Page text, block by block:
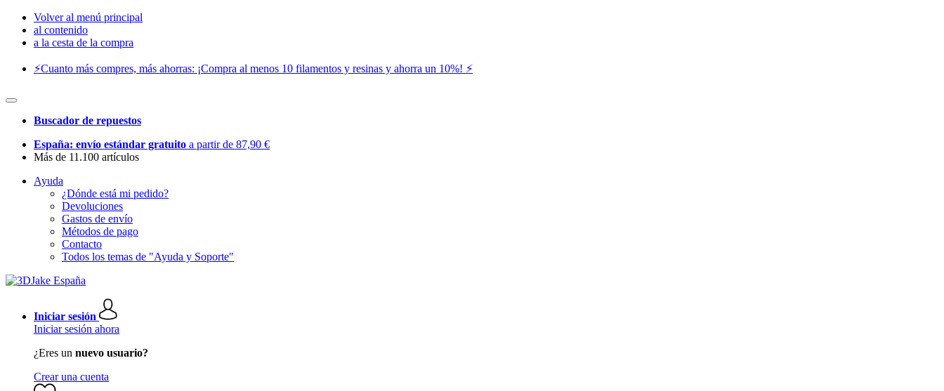
Volver al menú principal
al contenido
a la cesta de la compra
⚡️Cuanto más compres, más ahorras: ¡Compra al menos 10 filamentos y resinas y ahorra un 10%! ⚡️
Buscador de repuestos
España: envío estándar gratuito a partir de 87,90 €
Más de 11.100 artículos
Ayuda
¿Dónde está mi pedido?
Devoluciones
Gastos de envío
Métodos de pago
Contacto
Todos los temas de "Ayuda y Soporte"
Iniciar sesión
Iniciar sesión ahora
¿Eres un nuevo usuario?
Crear una cuenta